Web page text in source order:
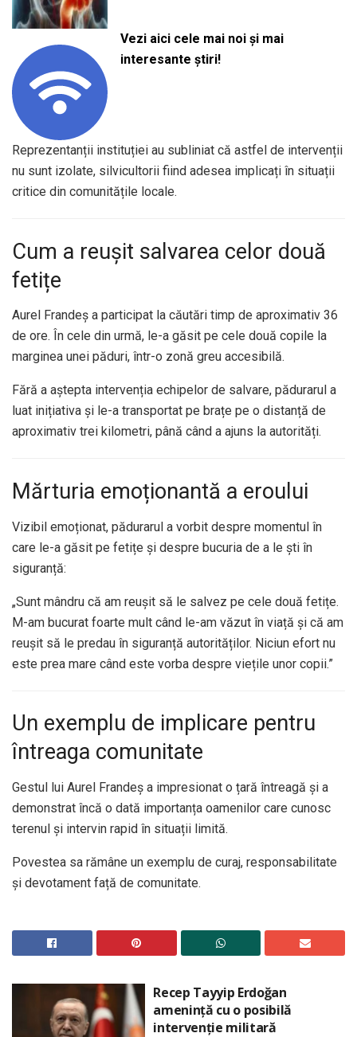
Vezi aici cele mai noi și mai
interesante știri!
Reprezentanții instituției au subliniat că astfel de intervenții
nu sunt izolate, silvicultorii fiind adesea implicați în situații
critice din comunitățile locale.
Cum a reușit salvarea celor două
fetițe
Aurel Frandeș a participat la căutări timp de aproximativ 36
de ore. În cele din urmă, le-a găsit pe cele două copile la
marginea unei păduri, într-o zonă greu accesibilă.
Fără a aștepta intervenția echipelor de salvare, pădurarul a
luat inițiativa și le-a transportat pe brațe pe o distanță de
aproximativ trei kilometri, până când a ajuns la autorități.
Mărturia emoționantă a eroului
Vizibil emoționat, pădurarul a vorbit despre momentul în
care le-a găsit pe fetițe și despre bucuria de a le ști în
siguranță:
„Sunt mândru că am reușit să le salvez pe cele două fetițe.
M-am bucurat foarte mult când le-am văzut în viață și că am
reușit să le predau în siguranță autorităților. Niciun efort nu
este prea mare când este vorba despre viețile unor copii.”
Un exemplu de implicare pentru
întreaga comunitate
Gestul lui Aurel Frandeș a impresionat o țară întreagă și a
demonstrat încă o dată importanța oamenilor care cunosc
terenul și intervin rapid în situații limită.
Povestea sa rămâne un exemplu de curaj, responsabilitate
și devotament față de comunitate.
Recep Tayyip Erdoğan
amenință cu o posibilă
intervenție militară